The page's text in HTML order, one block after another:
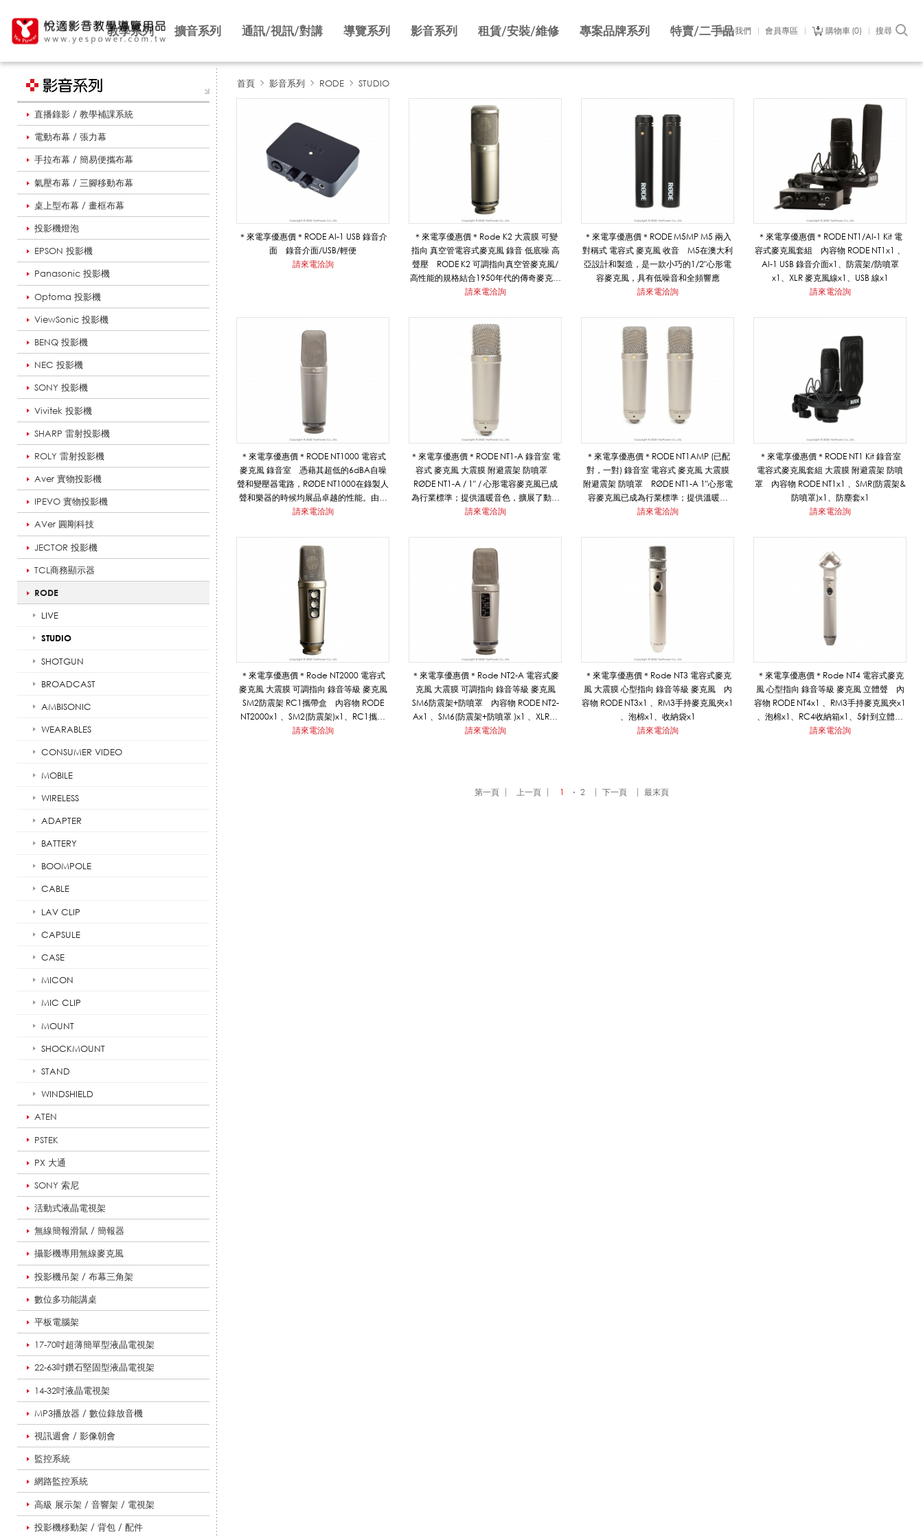
關於我們 會員專區 購物車 0 搜尋
教學系列 擴音系列 通訊/視訊/對講 導覽系列 影音系列 租賃/安裝/維修 專案品牌系列 特賣/二手品
直播錄影 / 教學補課系統
電動布幕 / 張力幕
手拉布幕 / 簡易便攜布幕
氣壓布幕 / 三腳移動布幕
桌上型布幕 / 畫框布幕
投影機燈泡
EPSON 投影機
Panasonic 投影機
Optoma 投影機
ViewSonic 投影機
BENQ 投影機
NEC 投影機
SONY 投影機
Vivitek 投影機
SHARP 雷射投影機
ROLY 雷射投影機
Aver 實物投影機
IPEVO 實物投影機
AVer 圓剛科技
JECTOR 投影機
TCL商務顯示器
RODE
LIVE
STUDIO
SHOTGUN
BROADCAST
AMBISONIC
WEARABLES
CONSUMER VIDEO
MOBILE
WIRELESS
ADAPTER
BATTERY
BOOMPOLE
CABLE
LAV CLIP
CAPSULE
CASE
MICON
MIC CLIP
MOUNT
SHOCKMOUNT
STAND
WINDSHIELD
ATEN
PSTEK
PX 大通
SONY 索尼
活動式液晶電視架
無線簡報滑鼠 / 簡報器
攝影機專用無線麥克風
投影機吊架 / 布幕三角架
數位多功能講桌
平板電腦架
17-70吋超薄簡單型液晶電視架
22-63吋鑽石堅固型液晶電視架
14-32吋液晶電視架
MP3播放器 / 數位錄放音機
視訊週會 / 影像朝會
監控系統
網路監控系統
高級 展示架 / 音響架 / 電視架
投影機移動架 / 背包 / 配件
首頁 影音系列 RODE STUDIO
U
_
R
E
_
＊來電享優惠價＊RODE AI-1 USB 錄音介
面 錄音介面/USB/輕便
請來電洽詢
＊來電享優惠價＊Rode K2 大震膜 可變
指向 真空管電容式麥克風 錄音 低底噪 高
聲壓 RODE K2 可調指向真空管麥克風/
高性能的規格結合1950年代的傳奇麥克風
特點和細微之處
請來電洽詢
＊來電享優惠價＊RODE M5MP M5 兩入
對稱式 電容式 麥克風 收音 M5在澳大利
亞設計和製造，是一款小巧的1/2"心形電
容麥克風，具有低噪音和全頻響應
請來電洽詢
＊來電享優惠價＊RODE NT1/AI-1 Kit 電
容式麥克風套組 內容物 RODE NT1x1 、
AI-1 USB 錄音介面x1、防震架/防噴罩
x1、XLR 麥克風線x1、USB 線x1
請來電洽詢
＊來電享優惠價＊RODE NT1000 電容式
麥克風 錄音室 憑藉其超低的6dBA自噪
聲和變壓器電路，RØDE NT1000在錄製人
聲和樂器的時候均展品卓越的性能。由於
其多功能性，它被喻為許多為三角鋼琴和
內容物 RODE NT1000x1 、RM2環形支架
x1、ZP2收納袋x1
請來電洽詢
＊來電享優惠價＊RODE NT1-A 錄音室 電
容式 麥克風 大震膜 附避震架 防噴罩
RØDE NT1-A / 1" / 心形電容麥克風已成
為行業標準；提供溫暖音色，擴展了動態
範圍，清晰度和高聲壓級的能力，這些只
內容物 NT1-A*1 SM6 防震架*1 防噴罩*1
XLR 線材 （6公尺）*1 麥克風防塵布*1
請來電洽詢
＊來電享優惠價＊RODE NT1AMP (已配
對，一對) 錄音室 電容式 麥克風 大震膜
附避震架 防噴罩 RØDE NT1-A 1"心形電
容麥克風已成為行業標準；提供溫暖音
色，擴展了動態範圍，清晰度和高聲壓級
筒才能見到。
內容物 Nt1-a*1 SM6 防震架*1 防噴罩*1
XLR 線材 （6公尺）*1 麥克風防塵布*1
請來電洽詢
＊來電享優惠價＊RODE NT1 Kit 錄音室
電容式麥克風套組 大震膜 附避震架 防噴
罩 內容物 RODE NT1x1 、SMR(防震架&
防噴罩)x1、防塵套x1
請來電洽詢
＊來電享優惠價＊Rode NT2000 電容式
麥克風 大震膜 可調指向 錄音等級 麥克風
SM2防震架 RC1攜帶盒 內容物 RODE
NT2000x1 、SM2(防震架)x1、RC1攜帶
盒x1
請來電洽詢
＊來電享優惠價＊Rode NT2-A 電容式麥
克風 大震膜 可調指向 錄音等級 麥克風
SM6防震架+防噴罩 內容物 RODE NT2-
Ax1 、SM6(防震架+防噴罩 )x1 、XLR麥
克風線(6m)
請來電洽詢
＊來電享優惠價＊Rode NT3 電容式麥克
風 大震膜 心型指向 錄音等級 麥克風 內
容物 RODE NT3x1 、RM3手持麥克風夾x1
、泡棉x1、收納袋x1
請來電洽詢
＊來電享優惠價＊Rode NT4 電容式麥克
風 心型指向 錄音等級 麥克風 立體聲 內
容物 RODE NT4x1 、RM3手持麥克風夾x1
、泡棉x1、RC4收納箱x1、5針到立體聲
Minijack電纜x1、5針到雙XLR電纜x1
請來電洽詢
第一頁 上一頁 1 2 下一頁 最末頁